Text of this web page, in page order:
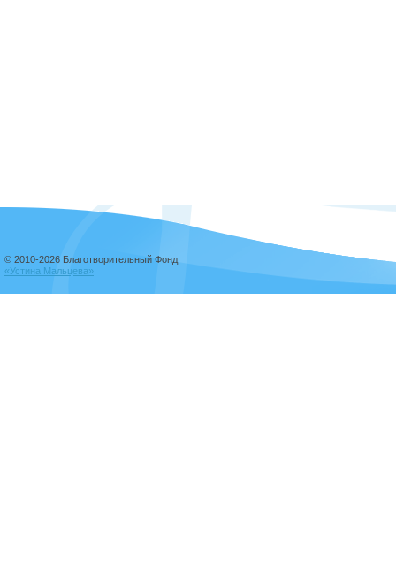
© 2010-2026 Благотворительный Фонд
«Устина Мальцева»